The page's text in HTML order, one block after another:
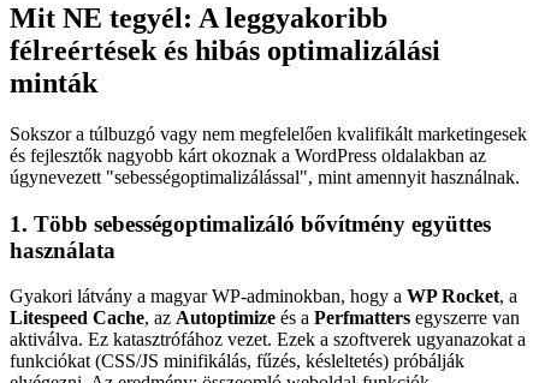
Mit NE tegyél: A leggyakoribb
félreértések és hibás optimalizálási
minták
Sokszor a túlbuzgó vagy nem megfelelően kvalifikált marketingesek
és fejlesztők nagyobb kárt okoznak a WordPress oldalakban az
úgynevezett "sebességoptimalizálással", mint amennyit használnak.
1. Több sebességoptimalizáló bővítmény együttes
használata
Gyakori látvány a magyar WP-adminokban, hogy a WP Rocket, a
Litespeed Cache, az Autoptimize és a Perfmatters egyszerre van
aktiválva. Ez katasztrófához vezet. Ezek a szoftverek ugyanazokat a
funkciókat (CSS/JS minifikálás, fűzés, késleltetés) próbálják